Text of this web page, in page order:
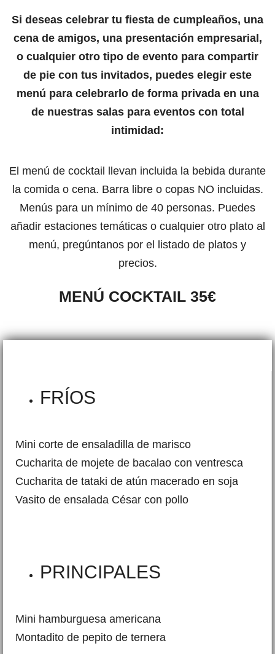
Si deseas celebrar tu fiesta de cumpleaños, una
cena de amigos, una presentación empresarial,
o cualquier otro tipo de evento para compartir
de pie con tus invitados, puedes elegir este
menú para celebrarlo de forma privada en una
de nuestras salas para eventos con total
intimidad:
El menú de cocktail llevan incluida la bebida durante
la comida o cena. Barra libre o copas NO incluidas.
Menús para un mínimo de 40 personas. Puedes
añadir estaciones temáticas o cualquier otro plato al
menú, pregúntanos por el listado de platos y
precios.
MENÚ COCKTAIL 35€
FRÍOS
Mini corte de ensaladilla de marisco
Cucharita de mojete de bacalao con ventresca
Cucharita de tataki de atún macerado en soja
Vasito de ensalada César con pollo
PRINCIPALES
Mini hamburguesa americana
Montadito de pepito de ternera